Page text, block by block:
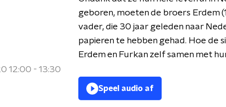
12:00 - 13:30
geboren, moeten de broers Erdem
vader, die 30 jaar geleden naar
papieren te hebben gehad. Hoe de
Erdem en Furkan zelf samen met
Speel audio af